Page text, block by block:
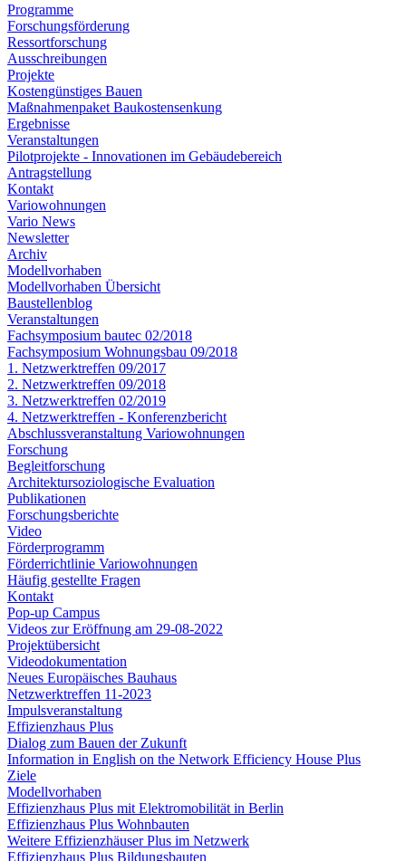
Programme
Forschungsförderung
Ressortforschung
Ausschreibungen
Projekte
Kostengünstiges Bauen
Maßnahmenpaket Baukostensenkung
Ergebnisse
Veranstaltungen
Pilotprojekte - Innovationen im Gebäudebereich
Antragstellung
Kontakt
Variowohnungen
Vario News
Newsletter
Archiv
Modellvorhaben
Modellvorhaben Übersicht
Baustellenblog
Veranstaltungen
Fachsymposium bautec 02/2018
Fachsymposium Wohnungsbau 09/2018
1. Netzwerktreffen 09/2017
2. Netzwerktreffen 09/2018
3. Netzwerktreffen 02/2019
4. Netzwerktreffen - Konferenzbericht
Abschlussveranstaltung Variowohnungen
Forschung
Begleitforschung
Architektursoziologische Evaluation
Publikationen
Forschungsberichte
Video
Förderprogramm
Förderrichtlinie Variowohnungen
Häufig gestellte Fragen
Kontakt
Pop-up Campus
Videos zur Eröffnung am 29-08-2022
Projektübersicht
Videodokumentation
Neues Europäisches Bauhaus
Netzwerktreffen 11-2023
Impulsveranstaltung
Effizienzhaus Plus
Dialog zum Bauen der Zukunft
Information in English on the Network Efficiency House Plus
Ziele
Modellvorhaben
Effizienzhaus Plus mit Elektromobilität in Berlin
Effizienzhaus Plus Wohnbauten
Weitere Effizienzhäuser Plus im Netzwerk
Effizienzhaus Plus Bildungsbauten